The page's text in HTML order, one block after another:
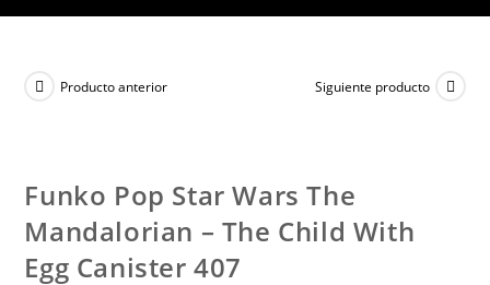
Producto anterior Siguiente producto
Funko Pop Star Wars The
Mandalorian – The Child With
Egg Canister 407